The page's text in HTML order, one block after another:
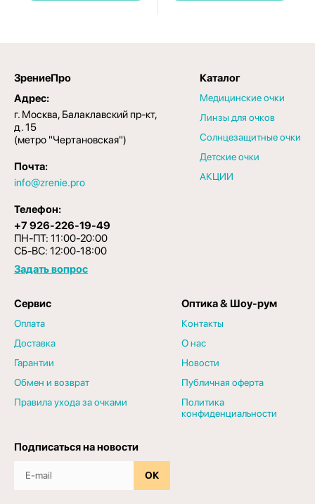
ЗрениеПро
Адрес:
г. Москва, Балаклавский пр-кт,
д. 15
(метро "Чертановская")
Почта:
info@zrenie.pro
Телефон:
+7 926-226-19-49
ПН-ПТ: 11:00-20:00
СБ-ВС: 12:00-18:00
Задать вопрос
Каталог
Медицинские очки
Линзы для очков
Солнцезащитные очки
Детские очки
АКЦИИ
Сервис
Оплата
Доставка
Гарантии
Обмен и возврат
Правила ухода за очками
Оптика & Шоу-рум
Контакты
О нас
Новости
Публичная оферта
Политика
конфиденциальности
Подписаться на новости
ОК